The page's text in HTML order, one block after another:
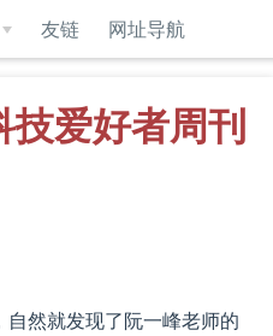
友链 网址导航
爱好者周刊
然就发现了阮一峰老师的